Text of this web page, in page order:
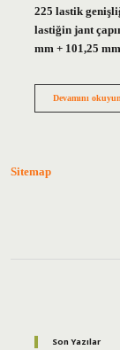
225 lastik
lastiğin jant
mm + 101,25
Devamını okuyun
Sitemap
Son Yazılar